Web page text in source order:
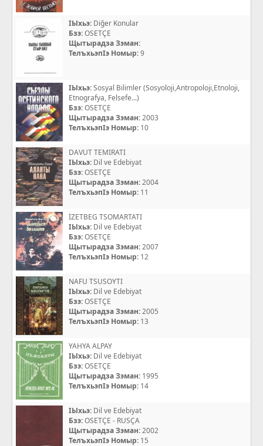
IЫхьэ: Diğer Konular
Бзэ:OSETÇE
Щытырадза Зэман:
ТелъхьэпIэ Номыр:9
IЫхьэ:Sosyal Bilimler (Sosyoloji,Antropoloji,Etnoloji,
Etnografya, Felsefe...)
Бзэ:OSETÇE
Щытырадза Зэман:2003
ТелъхьэпIэ Номыр: 10
DAVUT TEMIRATI
IЫхьэ: Dil ve Edebiyat
Бзэ:OSETÇE
Щытырадза Зэман:2004
ТелъхьэпIэ Номыр: 11
İZETBEG TSOMARTATI
IЫхьэ: Dil ve Edebiyat
Бзэ:OSETÇE
Щытырадза Зэман:2007
ТелъхьэпIэ Номыр: 12
NAFU TSUSOYTI
IЫхьэ: Dil ve Edebiyat
Бзэ:OSETÇE
Щытырадза Зэман:2005
ТелъхьэпIэ Номыр: 13
YAHYA ALPAY
IЫхьэ: Dil ve Edebiyat
Бзэ:OSETÇE
Щытырадза Зэман: 1995
ТелъхьэпIэ Номыр: 14
IЫхьэ: Dil ve Edebiyat
Бзэ:OSETÇE - RUSÇA
Щытырадза Зэман:2002
ТелъхьэпIэ Номыр: 15